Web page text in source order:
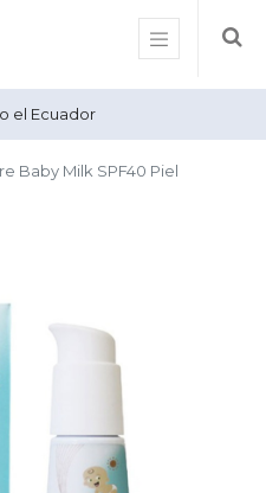
el Ecuador
Baby Milk SPF40 Piel